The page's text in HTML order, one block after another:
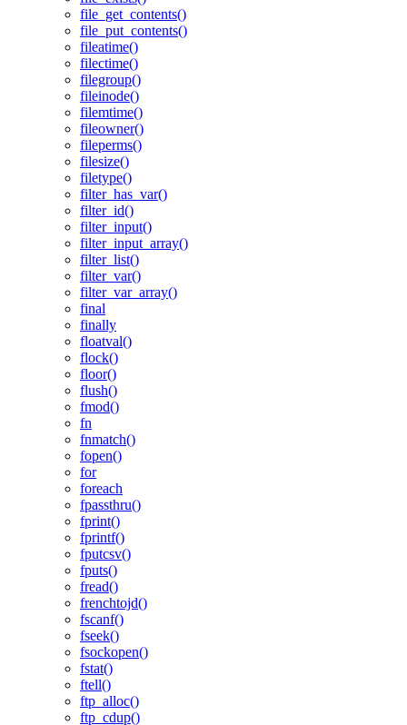
file_get_contents()
file_put_contents()
fileatime()
filectime()
filegroup()
fileinode()
filemtime()
fileowner()
fileperms()
filesize()
filetype()
filter_has_var()
filter_id()
filter_input()
filter_input_array()
filter_list()
filter_var()
filter_var_array()
final
finally
floatval()
flock()
floor()
flush()
fmod()
fn
fnmatch()
fopen()
for
foreach
fpassthru()
fprint()
fprintf()
fputcsv()
fputs()
fread()
frenchtojd()
fscanf()
fseek()
fsockopen()
fstat()
ftell()
ftp_alloc()
ftp_cdup()